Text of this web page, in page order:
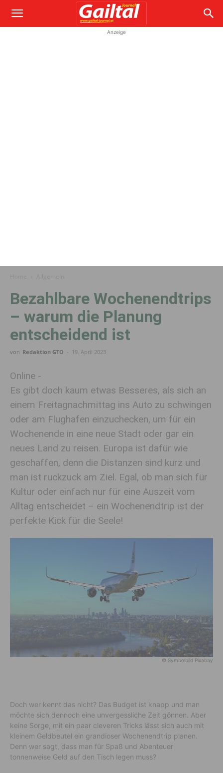
Anzeige
Bezahlbare Wochenendtrips
– warum die Planung
entscheidend ist
von Redaktion GTO - 19. April 2023
Online -
Es gibt doch kaum etwas Besseres, als sich an
einem Freitagnachmittag ins Auto zu schwingen
oder am Flughafen einzuchecken, um für ein
Wochenende in eine neue Stadt oder gar ein
neues Land zu reisen. Europa ist dafür wie
geschaffen, denn die Distanzen sind kurz und
man ist ruckzuck am Ziel. Egal, ob man sich für
Kultur oder einfach nur für eine Auszeit vom
Alltag entscheidet – ein Wochenendtrip ist der
perfekte Kick für die Seele!
© Symbolbild Pixabay
Doch wer kennt das nicht? Das Budget ist knapp und man
möchte sich dennoch eine unvergessliche Zeit gönnen. Aber
keine Sorge, mit ein paar cleveren Tricks lässt sich auch mit
kleinem Geldbeutel ein grandioser Wochenendtrip planen.
Denn wer sagt, dass man für Spaß und Abenteuer
tonnenweise Geld auf den Tisch legen muss?